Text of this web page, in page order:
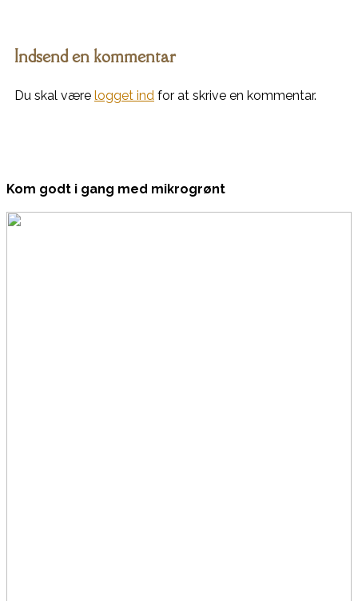
Indsend en kommentar
Du skal være logget ind for at skrive en kommentar.
Kom godt i gang med mikrogrønt